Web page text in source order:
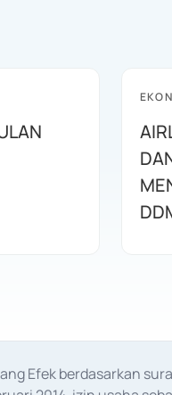
Efek berdasarkan